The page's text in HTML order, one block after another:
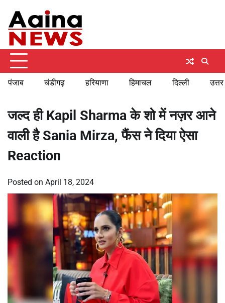
content
पंजाब चंडीगढ़ हरियाणा हिमाचल दिल्ली
जल्द ही Kapil Sharma के शो में नज़र आने
वाली है Sania Mirza, फैंस ने दिया ऐसा
Reaction
Posted on April 18, 2024